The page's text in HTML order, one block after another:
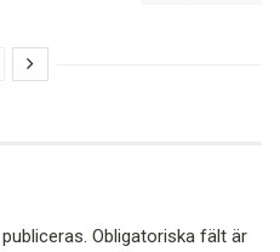
Obligatoriska fält är